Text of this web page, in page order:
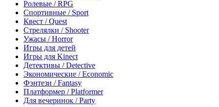
Ролевые / RPG
Спортивные / Sport
Квест / Quest
Стрелялки / Shooter
Ужасы / Horror
Игры для детей
Игры для Kinect
Детективы / Detective
Экономические / Economic
Фэнтези / Fantasy
Платформер / Platformer
Для вечеринок / Party